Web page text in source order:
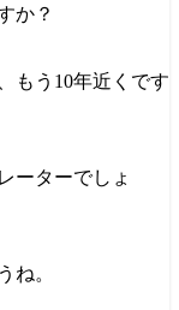
か？
もう10年近くです
ーターでしょ
ね。